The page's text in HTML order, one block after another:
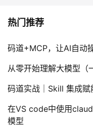
热门推荐
码道+MCP，让AI自动
从零开始理解大模型（
码道实战｜Skill 集成
在VS code中使用
模型